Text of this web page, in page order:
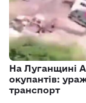
На Луганщині
окупантів:
транспорт